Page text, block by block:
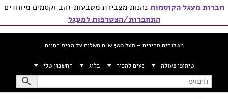
חברות מעגל הקוסמות נהנות מצבירת מטבעות זהב וקסמים מיוחדים
התחברות/הצטרפות למעגל
דילוג
משלוחים מהירים – מעל 500 ש”ח משלוח עד הבית בחינם
שיתופי פעולה נעים להכיר בלוג החשבון שלי